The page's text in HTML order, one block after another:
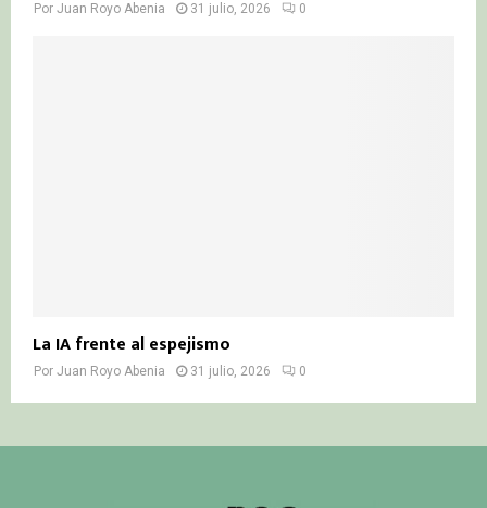
Por Juan Royo Abenia 31 julio, 2026 0
La IA frente al espejismo
Por Juan Royo Abenia 31 julio, 2026 0